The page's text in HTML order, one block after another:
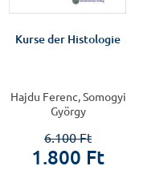
Kurse der Histologie
Hajdu Ferenc, Somogyi
György
6.100 Ft
1.800 Ft